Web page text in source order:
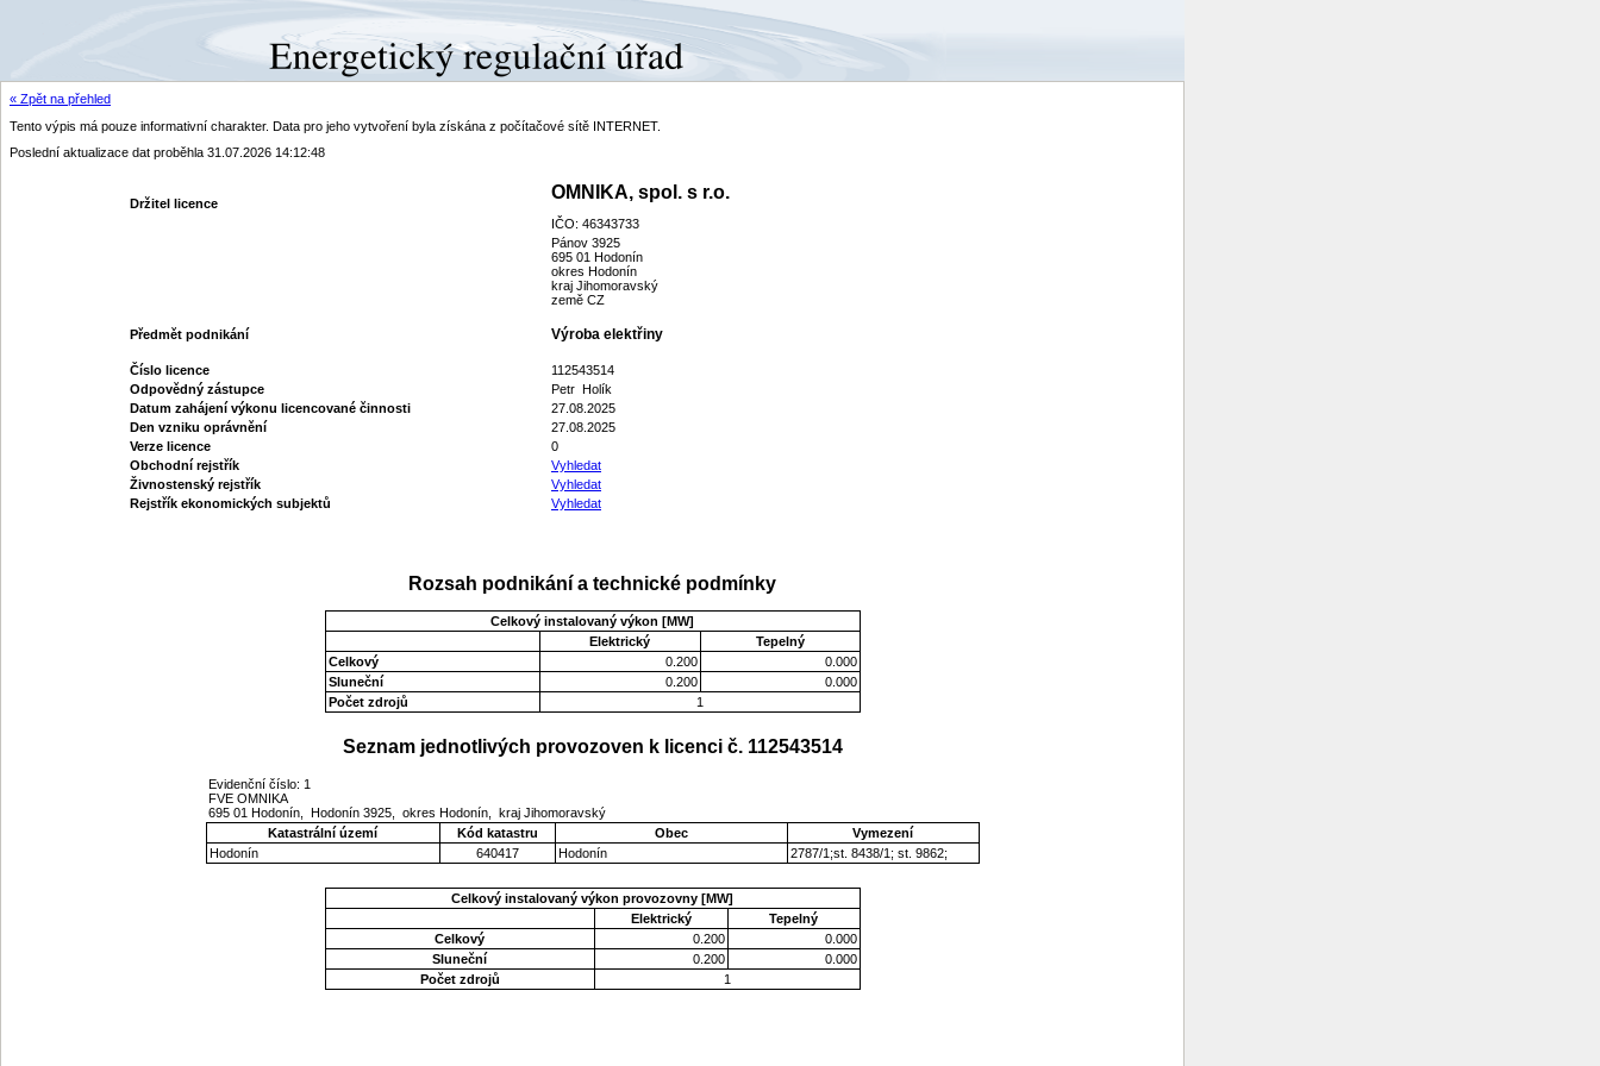
« Zpět na přehled
Tento výpis má pouze informativní charakter. Data pro jeho vytvoření byla získána z počítačové sítě INTERNET.
Poslední aktualizace dat proběhla 31.07.2026 14:12:48
Držitel licence
OMNIKA, spol. s r.o.
IČO: 46343733
Pánov 3925
695 01 Hodonín
okres Hodonín
kraj Jihomoravský
země CZ
Předmět podnikání Výroba elektřiny
Číslo licence
112543514
Odpovědný zástupce
Petr Holík
Datum zahájení výkonu licencované činnosti
27.08.2025
Den vzniku oprávnění
27.08.2025
Verze licence
0
Obchodní rejstřík
Vyhledat
Živnostenský rejstřík
Vyhledat
Rejstřík ekonomických subjektů
Vyhledat
Rozsah podnikání a technické podmínky
Celkový instalovaný výkon [MW]
Elektrický
Tepelný
Celkový
0.200
0.000
Sluneční
0.200
0.000
Počet zdrojů
1
Seznam jednotlivých provozoven k licenci č. 112543514
Evidenční číslo: 1
FVE OMNIKA
695 01 Hodonín, Hodonín 3925, okres Hodonín, kraj Jihomoravský
Katastrální území
Kód katastru Obec
Vymezení
Hodonín
640417 Hodonín 2787/1;st. 8438/1; st. 9862;
Celkový instalovaný výkon provozovny [MW]
Elektrický
Tepelný
Celkový
0.200
0.000
Sluneční
0.200
0.000
Počet zdrojů
1